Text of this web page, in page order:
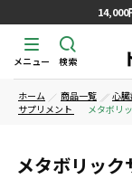
14,000
検索
メニュー
ホーム 商品一覧 心
サプリメント
メタボリ
メタボリッ